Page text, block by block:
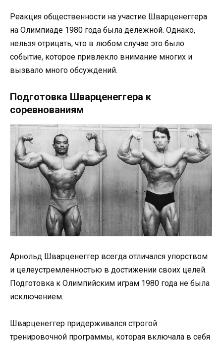
Реакция общественности на участие Шварценеггера
на Олимпиаде 1980 года была дележной. Однако,
нельзя отрицать, что в любом случае это было
событие, которое привлекло внимание многих и
вызвало много обсуждений.
Подготовка Шварценеггера к
соревнованиям
Арнольд Шварценеггер всегда отличался упорством
и целеустремленностью в достижении своих целей.
Подготовка к Олимпийским играм 1980 года не была
исключением.
Шварценеггер придерживался строгой
тренировочной программы, которая включала в себя